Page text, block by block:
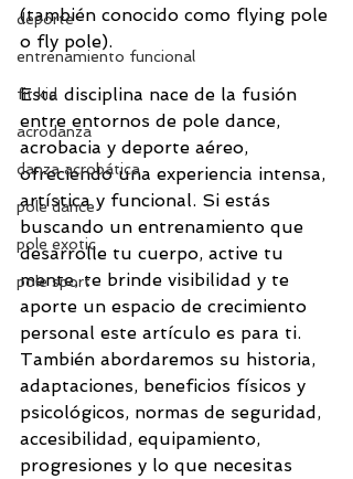
deporte
entrenamiento funcional
fit kid
acrodanza
danza acrobática
pole dance
pole exotic
pole sport
(también conocido como flying pole
o fly pole).
Esta disciplina nace de la fusión
entre entornos de pole dance,
acrobacia y deporte aéreo,
ofreciendo una experiencia intensa,
artística y funcional. Si estás
buscando un entrenamiento que
desarrolle tu cuerpo, active tu
mente, te brinde visibilidad y te
aporte un espacio de crecimiento
personal este artículo es para ti.
También abordaremos su historia,
adaptaciones, beneficios físicos y
psicológicos, normas de seguridad,
accesibilidad, equipamiento,
progresiones y lo que necesitas